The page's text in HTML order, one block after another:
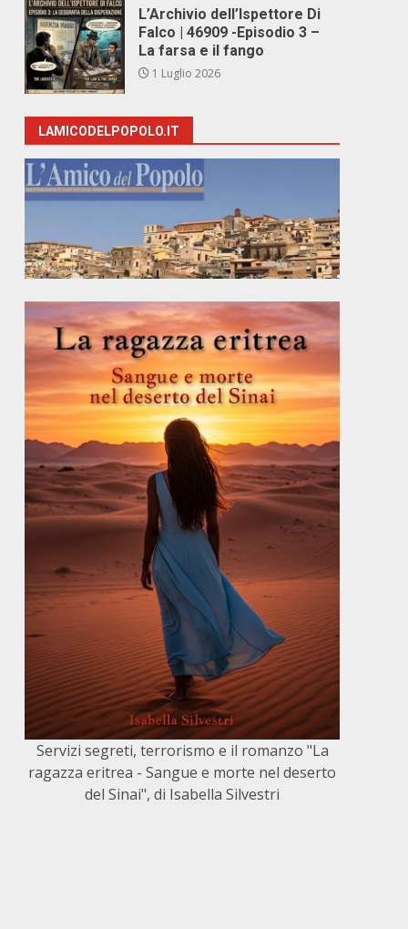
L’Archivio dell’Ispettore Di
Falco | 46909 -Episodio 3 –
La farsa e il fango
1 Luglio 2026
LAMICODELPOPOLO.IT
Servizi segreti, terrorismo e il romanzo "La
ragazza eritrea - Sangue e morte nel deserto
del Sinai", di Isabella Silvestri